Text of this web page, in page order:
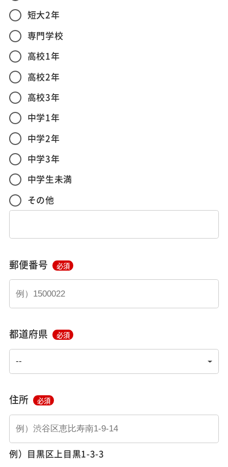
短大2年
専門学校
高校1年
高校2年
高校3年
中学1年
中学2年
中学3年
中学生未満
その他
郵便番号 必須
都道府県 必須
住所 必須
例）目黒区上目黒1-3-3